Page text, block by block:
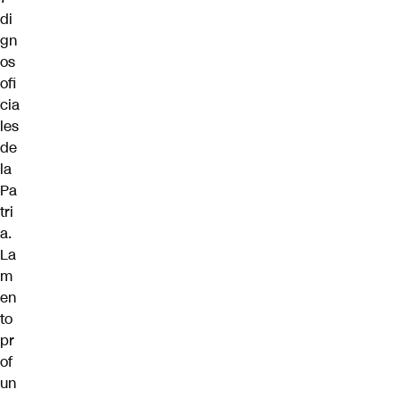
di
gn
os
ofi
cia
les
de
la
Pa
tri
a.
La
m
en
to
pr
of
un